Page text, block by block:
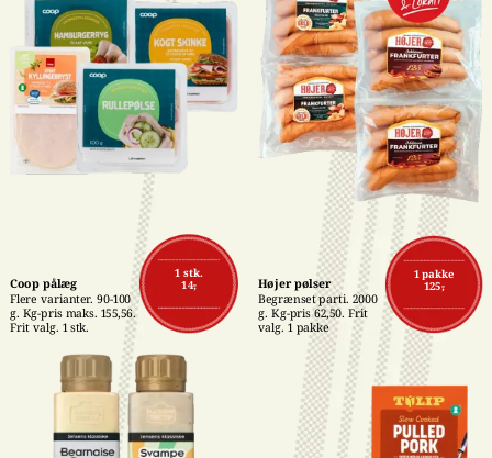
1 stk.
14,-
Coop pålæg
Flere varianter. 90-100
g. Kg-pris maks. 155,56.
Frit valg. 1 stk.
1 pakke
125,-
Højer pølser
Begrænset parti. 2000
g. Kg-pris 62,50. Frit
valg. 1 pakke